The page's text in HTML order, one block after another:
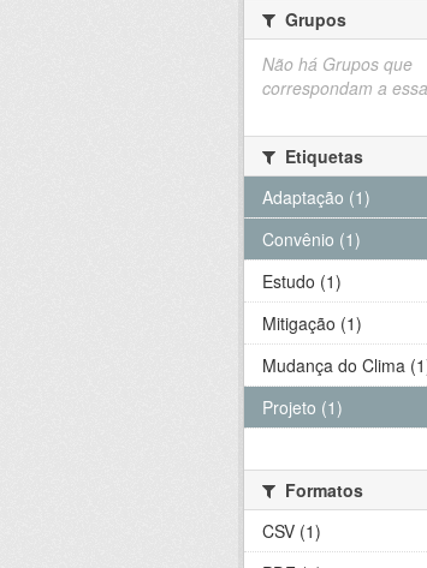
Grupos
Não há Grupos que
correspondam a
Etiquetas
Adaptação (1)
Convênio (1)
Estudo (1)
Mitigação (1)
Mudança do Clima
Projeto (1)
Formatos
CSV (1)